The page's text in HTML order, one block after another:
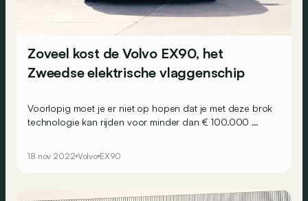
Zoveel kost de Volvo EX90, het
Zweedse elektrische vlaggenschip
Voorlopig moet je er niet op hopen dat je met deze brok
technologie kan rijden voor minder dan € 100.000 …
18 nov 2022 Volvo EX90